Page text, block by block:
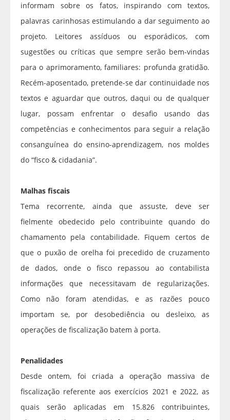
informam sobre os fatos, inspirando com textos,
palavras carinhosas estimulando a dar seguimento ao
projeto. Leitores assíduos ou esporádicos, com
sugestões ou críticas que sempre serão bem-vindas
para o aprimoramento, familiares: profunda gratidão.
Recém-aposentado, pretende-se dar continuidade nos
textos e aguardar que outros, daqui ou de qualquer
lugar, possam enfrentar o desafio usando das
competências e conhecimentos para seguir a relação
consanguínea do ensino-aprendizagem, nos moldes
do “fisco & cidadania”.
Malhas fiscais
Tema recorrente, ainda que assuste, deve ser
fielmente obedecido pelo contribuinte quando do
chamamento pela contabilidade. Fiquem certos de
que o puxão de orelha foi precedido de cruzamento
de dados, onde o fisco repassou ao contabilista
informações que necessitavam de regularizações.
Como não foram atendidas, e as razões pouco
importam se, por desobediência ou desleixo, as
operações de fiscalização batem à porta.
Penalidades
Desde ontem, foi criada a operação massiva de
fiscalização referente aos exercícios 2021 e 2022, as
quais serão aplicadas em 15.826 contribuintes,